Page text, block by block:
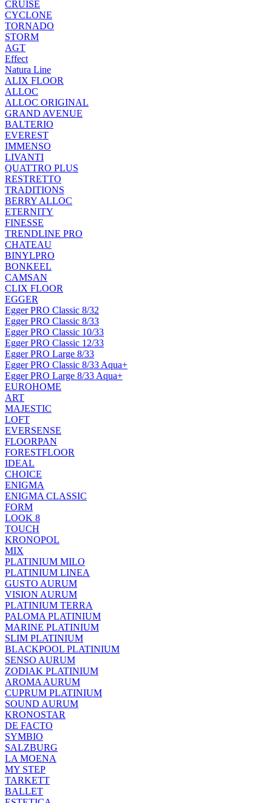
CRUISE
CYCLONE
TORNADO
STORM
AGT
Effect
Natura Line
ALIX FLOOR
ALLOC
ALLOC ORIGINAL
GRAND AVENUE
BALTERIO
EVEREST
IMMENSO
LIVANTI
QUATTRO PLUS
RESTRETTO
TRADITIONS
BERRY ALLOC
ETERNITY
FINESSE
TRENDLINE PRO
CHATEAU
BINYLPRO
BONKEEL
CAMSAN
CLIX FLOOR
EGGER
Egger PRO Classic 8/32
Egger PRO Classic 8/33
Egger PRO Classic 10/33
Egger PRO Classic 12/33
Egger PRO Large 8/33
Egger PRO Classic 8/33 Aqua+
Egger PRO Large 8/33 Aqua+
EUROHOME
ART
MAJESTIC
LOFT
EVERSENSE
FLOORPAN
FORESTFLOOR
IDEAL
CHOICE
ENIGMA
ENIGMA CLASSIC
FORM
LOOK 8
TOUCH
KRONOPOL
MIX
PLATINIUM MILO
PLATINIUM LINEA
GUSTO AURUM
VISION AURUM
PLATINIUM TERRA
PALOMA PLATINIUM
MARINE PLATINIUM
SLIM PLATINIUM
BLACKPOOL PLATINIUM
SENSO AURUM
ZODIAK PLATINIUM
AROMA AURUM
CUPRUM PLATINIUM
SOUND AURUM
KRONOSTAR
DE FACTO
SYMBIO
SALZBURG
LA MOENA
MY STEP
TARKETT
BALLET